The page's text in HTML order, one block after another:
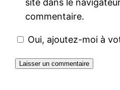
site dans le
commentaire.
Oui, ajoutez-moi à